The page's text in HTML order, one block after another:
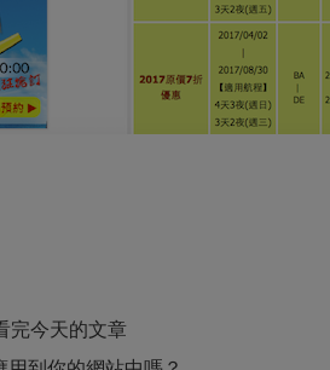
完今天的文章